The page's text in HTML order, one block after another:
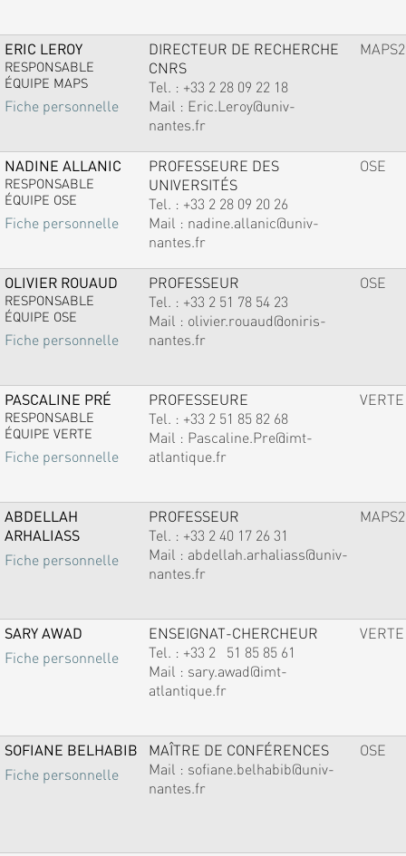
ERIC LEROY
RESPONSABLE
ÉQUIPE MAPS
Fiche personnelle
DIRECTEUR DE RECHERCHE
CNRS
Tel. : +33 2 28 09 22 18
Mail : Eric.Leroy@univ-
nantes.fr
MAPS2
NADINE ALLANIC
RESPONSABLE
ÉQUIPE OSE
Fiche personnelle
PROFESSEURE DES
UNIVERSITÉS
Tel. : +33 2 28 09 20 26
Mail : nadine.allanic@univ-
nantes.fr
OSE
OLIVIER ROUAUD
RESPONSABLE
ÉQUIPE OSE
Fiche personnelle
PROFESSEUR
Tel. : +33 2 51 78 54 23
Mail : olivier.rouaud@oniris-
nantes.fr
OSE
PASCALINE PRÉ
RESPONSABLE
ÉQUIPE VERTE
Fiche personnelle
PROFESSEURE
Tel. : +33 2 51 85 82 68
Mail : Pascaline.Pre@imt-
atlantique.fr
VERTE
ABDELLAH
ARHALIASS
Fiche personnelle
PROFESSEUR
Tel. : +33 2 40 17 26 31
Mail : abdellah.arhaliass@univ-
nantes.fr
MAPS2
SARY AWAD
Fiche personnelle
ENSEIGNAT-CHERCHEUR
Tel. : +33 2 51 85 85 61
Mail : sary.awad@imt-
atlantique.fr
VERTE
SOFIANE BELHABIB
Fiche personnelle
MAÎTRE DE CONFÉRENCES
Mail : sofiane.belhabib@univ-
nantes.fr
OSE